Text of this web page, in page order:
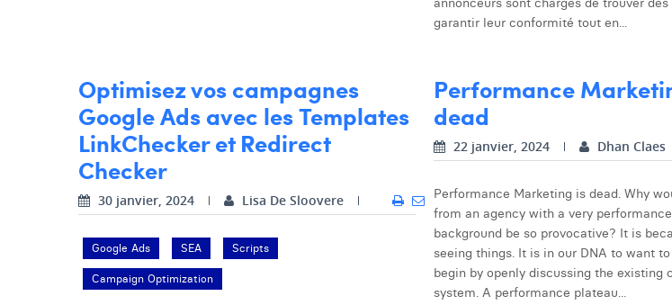
garantir leur conformité tout en...
Optimisez vos campagnes
Google Ads avec les Templates
LinkChecker et Redirect
Checker
30 janvier, 2024 Lisa De Sloovere
Google Ads SEA Scripts
Campaign Optimization
Performance
dead
22 janvier, 2024 Dhan Claes
Performance Marketing is dead. Why
from an agency with a very
background be so provocative? It is
seeing things. It is in our DNA to want
begin by openly discussing the existing
system. A performance plateau...